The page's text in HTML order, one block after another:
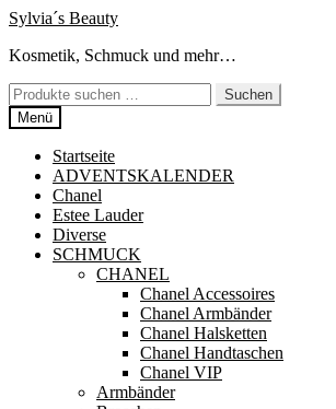
Zur
springen
Zum
springen
Sylvia´s Beauty
Kosmetik, Schmuck und mehr…
Suchen
nach:
Suchen
Menü
Startseite
ADVENTSKALENDER
Chanel
Estee Lauder
Diverse
SCHMUCK
CHANEL
Chanel Accessoires
Chanel Armbänder
Chanel Halsketten
Chanel Handtaschen
Chanel VIP
Armbänder